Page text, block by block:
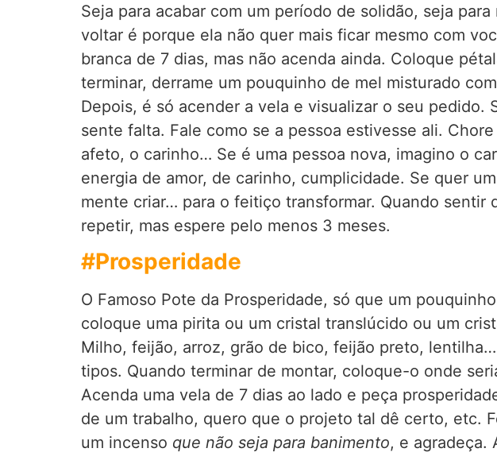
Seja para acabar com um período de solidão, seja
voltar é porque ela não quer mais ficar mesmo com
branca de 7 dias, mas não acenda ainda. Coloque
terminar, derrame um pouquinho de mel misturado
Depois, é só acender a vela e visualizar o seu
sente falta. Fale como se a pessoa estivesse ali.
afeto, o carinho… Se é uma pessoa nova, imagino o
energia de amor, de carinho, cumplicidade. Se quer
mente criar… para o feitiço transformar. Quando sentir
repetir, mas espere pelo menos 3 meses.
#Prosperidade
O Famoso Pote da Prosperidade, só que um
coloque uma pirita ou um cristal translúcido ou um
Milho, feijão, arroz, grão de bico, feijão preto,
tipos. Quando terminar de montar, coloque-o onde
Acenda uma vela de 7 dias ao lado e peça
de um trabalho, quero que o projeto tal dê certo, etc.
um incenso que não seja para banimento, e agradeça.